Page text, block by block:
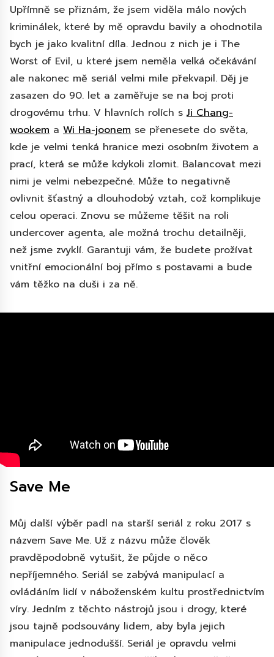
Upřímně se přiznám, že jsem viděla málo nových
kriminálek, které by mě opravdu bavily a ohodnotila
bych je jako kvalitní díla. Jednou z nich je i The
Worst of Evil, u které jsem neměla velká očekávání
ale nakonec mě seriál velmi mile překvapil. Děj je
zasazen do 90. let a zaměřuje se na boj proti
drogovému trhu. V hlavních rolích s Ji Chang-
wookem a Wi Ha-joonem se přenesete do světa,
kde je velmi tenká hranice mezi osobním životem a
prací, která se může kdykoli zlomit. Balancovat mezi
nimi je velmi nebezpečné. Může to negativně
ovlivnit šťastný a dlouhodobý vztah, což komplikuje
celou operaci. Znovu se můžeme těšit na roli
undercover agenta, ale možná trochu detailněji,
než jsme zvyklí. Garantuji vám, že budete prožívat
vnitřní emocionální boj přímo s postavami a bude
vám těžko na duši i za ně.
Save Me
Můj další výběr padl na starší seriál z roku 2017 s
názvem Save Me. Už z názvu může člověk
pravděpodobně vytušit, že půjde o něco
nepříjemného. Seriál se zabývá manipulací a
ovládáním lidí v náboženském kultu prostřednictvím
víry. Jedním z těchto nástrojů jsou i drogy, které
jsou tajně podsouvány lidem, aby byla jejich
manipulace jednodušší. Seriál je opravdu velmi